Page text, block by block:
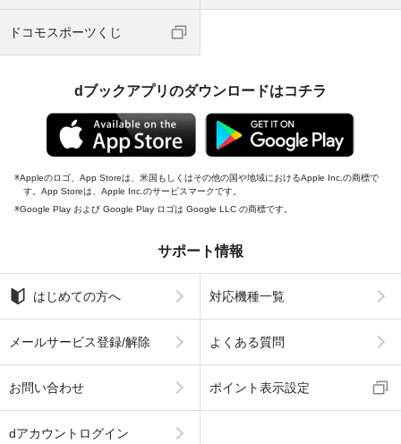
ドコモスポーツくじ
dブックアプリのダウンロードはコチラ
Appleのロゴ、App Storeは、米国もしくはその他の国や地域におけるApple Inc.の商標で
す。App Storeは、Apple Inc.のサービスマークです。
Google Play および Google Play ロゴは Google LLC の商標です。
サポート情報
はじめての方へ 対応機種一覧
メールサービス登録/解除 よくある質問
お問い合わせ ポイント表示設定
dアカウントログイン